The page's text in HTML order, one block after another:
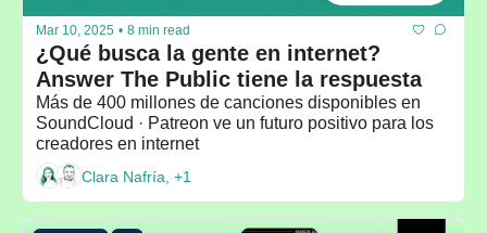
Mar 10, 2025 • 8 min read
¿Qué busca la gente en internet?
Answer The Public tiene la respuesta
Más de 400 millones de canciones disponibles en
SoundCloud · Patreon ve un futuro positivo para los
creadores en internet
Clara Nafría, +1